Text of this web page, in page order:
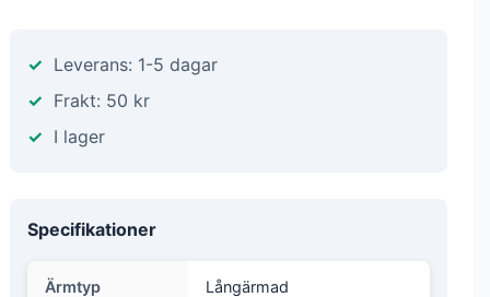
Leverans: 1-5 dagar
Frakt: 50 kr
I lager
Specifikationer
Ärmtyp Långärmad